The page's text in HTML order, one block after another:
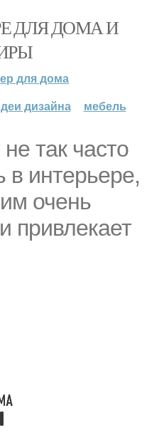
ДЛЯ ДОМА И
для дома
дизайна мебель
так часто
в интерьере,
очень
привлекает